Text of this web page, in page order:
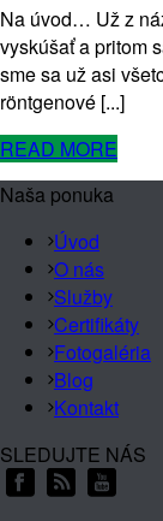
Na úvod… Už z
vyskúšať a pritom
sme sa už asi
röntgenové [...]
READ MORE
Naša ponuka
Úvod
O nás
Služby
Certifikáty
Fotogaléria
Blog
Kontakt
SLEDUJTE NÁS